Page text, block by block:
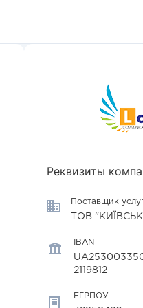
Реквизиты
Поставщик
ТОВ
IBAN
2119812
ЕГРПОУ